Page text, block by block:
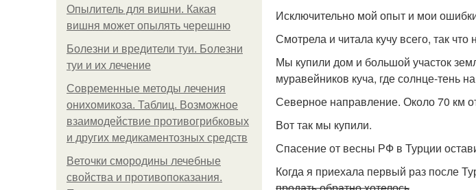
Опылитель для вишни. Какая
вишня может опылять черешню
Болезни и вредители туи. Болезни
туи и их лечение
Современные методы лечения
онихомикоза. Таблиц. Возможное
взаимодействие противогрибковых
и других медикаментозных средств
Веточки смородины лечебные
свойства и противопоказания.
Исключительно мой опыт и мои
Смотрела и читала кучу всего, так
Мы купили дом и большой участок
муравейников куча, где солнце-тень
Северное направление. Около 70 км
Вот так мы купили.
Спасение от весны РФ в Турции
Когда я приехала первый раз после